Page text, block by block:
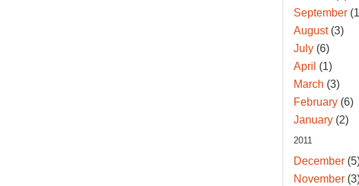
September
August(3)
July(6)
April (1)
March (3)
February(6)
January(2)
2011
December
November